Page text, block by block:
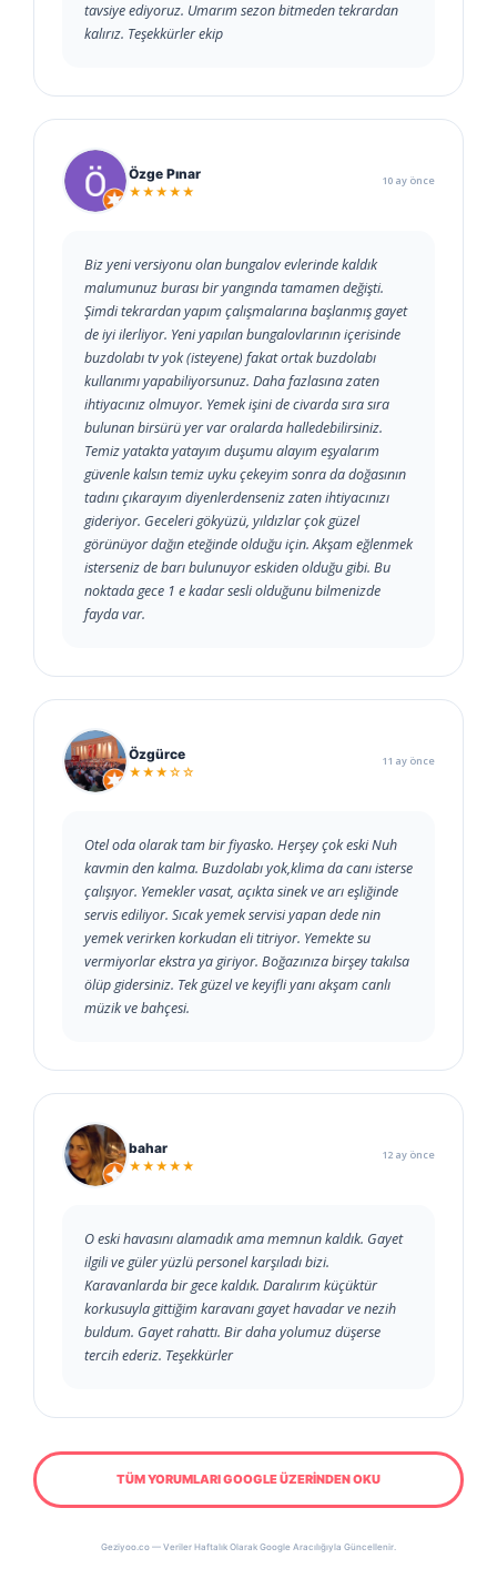
tavsiye ediyoruz. Umarım sezon bitmeden tekrardan
kalırız. Teşekkürler ekip
Özge Pınar
★★★★★
10 ay önce
Biz yeni versiyonu olan bungalov evlerinde kaldık
malumunuz burası bir yangında tamamen değişti.
Şimdi tekrardan yapım çalışmalarına başlanmış gayet
de iyi ilerliyor. Yeni yapılan bungalovlarının içerisinde
buzdolabı tv yok (isteyene) fakat ortak buzdolabı
kullanımı yapabiliyorsunuz. Daha fazlasına zaten
ihtiyacınız olmuyor. Yemek işini de civarda sıra sıra
bulunan birsürü yer var oralarda halledebilirsiniz.
Temiz yatakta yatayım duşumu alayım eşyalarım
güvenle kalsın temiz uyku çekeyim sonra da doğasının
tadını çıkarayım diyenlerdenseniz zaten ihtiyacınızı
gideriyor. Geceleri gökyüzü, yıldızlar çok güzel
görünüyor dağın eteğinde olduğu için. Akşam eğlenmek
isterseniz de barı bulunuyor eskiden olduğu gibi. Bu
noktada gece 1 e kadar sesli olduğunu bilmenizde
fayda var.
Özgürce
★★★☆☆
11 ay önce
Otel oda olarak tam bir fiyasko. Herşey çok eski Nuh
kavmin den kalma. Buzdolabı yok,klima da canı isterse
çalışıyor. Yemekler vasat, açıkta sinek ve arı eşliğinde
servis ediliyor. Sıcak yemek servisi yapan dede nin
yemek verirken korkudan eli titriyor. Yemekte su
vermiyorlar ekstra ya giriyor. Boğazınıza birşey takılsa
ölüp gidersiniz. Tek güzel ve keyifli yanı akşam canlı
müzik ve bahçesi.
bahar
★★★★★
12 ay önce
O eski havasını alamadık ama memnun kaldık. Gayet
ilgili ve güler yüzlü personel karşıladı bizi.
Karavanlarda bir gece kaldık. Daralırım küçüktür
korkusuyla gittiğim karavanı gayet havadar ve nezih
buldum. Gayet rahattı. Bir daha yolumuz düşerse
tercih ederiz. Teşekkürler
TÜM YORUMLARI GOOGLE ÜZERİNDEN OKU
Geziyoo.co — Veriler Haftalık Olarak Google Aracılığıyla Güncellenir.